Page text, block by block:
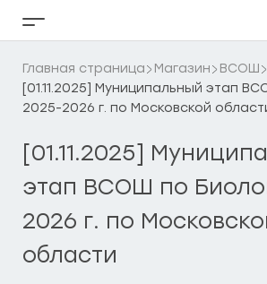
Кнопка
бокового
меню
Главная страница Магазин
ВСОШ
[01.11.2025] Муниципальный этап
2025-2026 г. по Московской
[01.11.2025]
этап ВСОШ по
2026 г. по
области